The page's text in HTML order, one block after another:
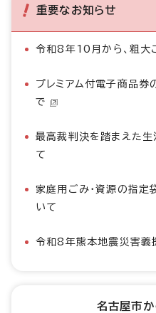
重要なお知らせ
令和8年10月から、粗大
プレミアム付電子商品券
で
最高裁判決を踏まえた
て
家庭用ごみ・資源の指定
いて
令和8年熊本地震災害義
名古屋市